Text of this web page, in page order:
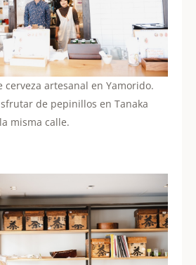
cerveza artesanal en Yamorido.
de pepinillos en Tanaka
misma calle.